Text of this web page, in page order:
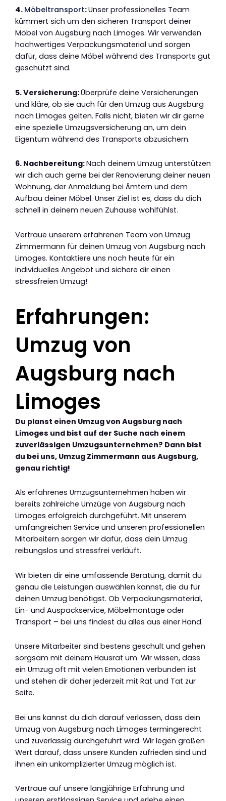
4. Möbeltransport:Unser professionelles Team
kümmert sich um den sicheren Transport deiner
Möbel von Augsburg nach Limoges. Wir verwenden
hochwertiges Verpackungsmaterial und sorgen
dafür, dass deine Möbel während des Transports gut
geschützt sind.
5. Versicherung:Überprüfe deine Versicherungen
und kläre, ob sie auch für den Umzug aus Augsburg
nach Limoges gelten. Falls nicht, bieten wir dir gerne
eine spezielle Umzugsversicherung an, um dein
Eigentum während des Transports abzusichern.
6. Nachbereitung:Nach deinem Umzug unterstützen
wir dich auch gerne bei der Renovierung deiner neuen
Wohnung, der Anmeldung bei Ämtern und dem
Aufbau deiner Möbel. Unser Ziel ist es, dass du dich
schnell in deinem neuen Zuhause wohlfühlst.
Vertraue unserem erfahrenen Team von Umzug
Zimmermann für deinen Umzug von Augsburg nach
Limoges. Kontaktiere uns noch heute für ein
individuelles Angebot und sichere dir einen
stressfreien Umzug!
Erfahrungen:
Umzug von
Augsburg nach
Limoges
Du planst einen Umzug von Augsburg nach
Limoges und bist auf der Suche nach einem
zuverlässigen Umzugsunternehmen? Dann bist
du bei uns, Umzug Zimmermann aus Augsburg,
genau richtig!
Als erfahrenes Umzugsunternehmen haben wir
bereits zahlreiche Umzüge von Augsburg nach
Limoges erfolgreich durchgeführt. Mit unserem
umfangreichen Service und unseren professionellen
Mitarbeitern sorgen wir dafür, dass dein Umzug
reibungslos und stressfrei verläuft.
Wir bieten dir eine umfassende Beratung, damit du
genau die Leistungen auswählen kannst, die du für
deinen Umzug benötigst. Ob Verpackungsmaterial,
Ein- und Auspackservice, Möbelmontage oder
Transport – bei uns findest du alles aus einer Hand.
Unsere Mitarbeiter sind bestens geschult und gehen
sorgsam mit deinem Hausrat um. Wir wissen, dass
ein Umzug oft mit vielen Emotionen verbunden ist
und stehen dir daher jederzeit mit Rat und Tat zur
Seite.
Bei uns kannst du dich darauf verlassen, dass dein
Umzug von Augsburg nach Limoges termingerecht
und zuverlässig durchgeführt wird. Wir legen großen
Wert darauf, dass unsere Kunden zufrieden sind und
ihnen ein unkomplizierter Umzug möglich ist.
Vertraue auf unsere langjährige Erfahrung und